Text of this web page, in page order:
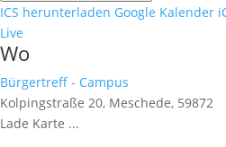
ICS herunterladen Google Kalender
Live
Wo
Bürgertreff - Campus
Kolpingstraße 20, Meschede, 59872
Lade Karte ...